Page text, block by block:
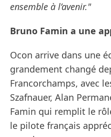
ensemble à l’avenir."
Bruno Famin a une
Ocon arrive dans une
grandement changé
Francorchamps, avec
Szafnauer, Alan
Famin qui remplit le
le pilote français